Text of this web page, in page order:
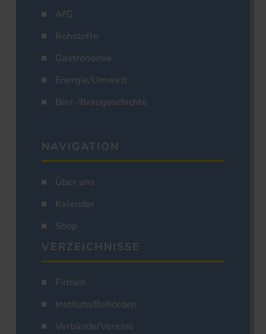
AfG
Rohstoffe
Gastronomie
Energie/Umwelt
Bier-/Braugeschichte
NAVIGATION
Über uns
Kalender
Shop
VERZEICHNISSE
Firmen
Institute/Behörden
Verbände/Vereine